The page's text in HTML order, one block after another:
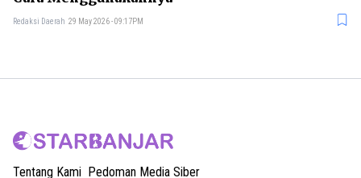
Redaksi Daerah 29 May 2026 - 09:17PM
Tentang Kami Pedoman Media Siber